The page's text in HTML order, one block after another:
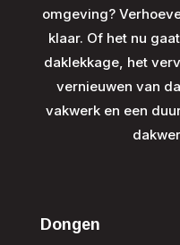
omgeving?
klaar. Of het nu
daklekkage, het
vernieuwen van
vakwerk en een
Dongen